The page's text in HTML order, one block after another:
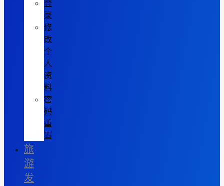
登
录
修
改
个
人
资
料
密
码
重
置
旅
游
发